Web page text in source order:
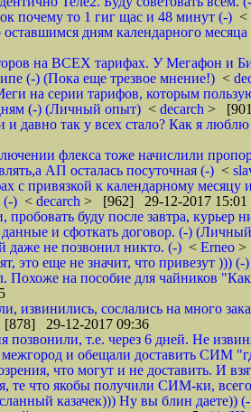
почему то 1 гиг щас и 48 минут (-) <
дням календарного
на ВСЕХ тарифах. У Мегафон и Би
(-) (Пока еще трезвое мнение!) <
на серии тарифов, которым
(-) (Личный опыт) < decarch >
и давно так у всех стало? Как я
флекса тоже начислили
АП осталась посуточная (-) <
с привязкой к календарному
(-) < decarch > [962] 29-12-2017 15:01
пробовать буду после завтра,
данные и сфоткать договор. (-)
даже не позвонил никто. (-) < Erneo >
это еще не значит, что привезут ))) (-)
Похоже на пособие для чайников
извинились, сослались на много
29-12-2017 09:36
позвонили, т.е. через 6 дней. Не
и обещали доставить СИМ
что могут и не доставить. И
те что якобы получили СИМ-ки,
казачек))) Ну вы блин даете))